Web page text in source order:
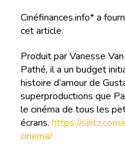
Cinéfinances.info* a
cet article.
Produit par Vanesse
Pathé, il a un budget
histoire d’amour de
superproductions que
le cinéma de tous les
écrans. https://
cinema/